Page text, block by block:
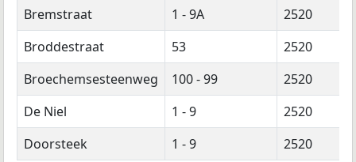
Bremstraat
1 - 9A
2520
Broddestraat
53
2520
Broechemsesteenweg
100 - 99
2520
De Niel
1 - 9
2520
Doorsteek
1 - 9 2520